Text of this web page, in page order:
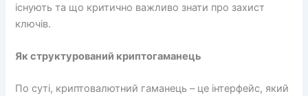
існують та що критично важливо знати про захист
ключів.
Як структурований криптогаманець
По суті, криптовалютний гаманець – це інтерфейс, який